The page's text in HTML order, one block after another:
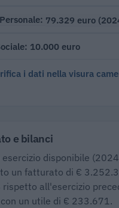
79.329 euro
10.000 euro
i dati nella visura
e bilanci
disponibile
un fatturato di €
all'esercizio
un utile di € 233.671.